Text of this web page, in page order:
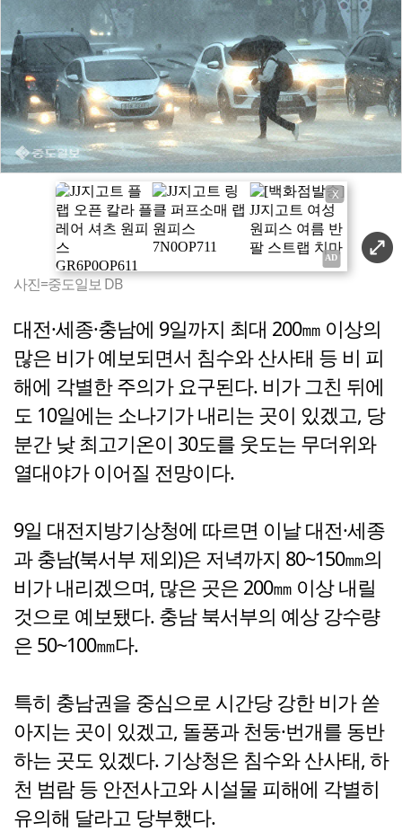
X
사진=중도일보 DB
대전·세종·충남에 9일까지 최대 200㎜ 이상의
많은 비가 예보되면서 침수와 산사태 등 비 피
해에 각별한 주의가 요구된다. 비가 그친 뒤에
도 10일에는 소나기가 내리는 곳이 있겠고, 당
분간 낮 최고기온이 30도를 웃도는 무더위와
열대야가 이어질 전망이다.
9일 대전지방기상청에 따르면 이날 대전·세종
과 충남(북서부 제외)은 저녁까지 80~150㎜의
비가 내리겠으며, 많은 곳은 200㎜ 이상 내릴
것으로 예보됐다. 충남 북서부의 예상 강수량
은 50~100㎜다.
특히 충남권을 중심으로 시간당 강한 비가 쏟
아지는 곳이 있겠고, 돌풍과 천둥·번개를 동반
하는 곳도 있겠다. 기상청은 침수와 산사태, 하
천 범람 등 안전사고와 시설물 피해에 각별히
유의해 달라고 당부했다.